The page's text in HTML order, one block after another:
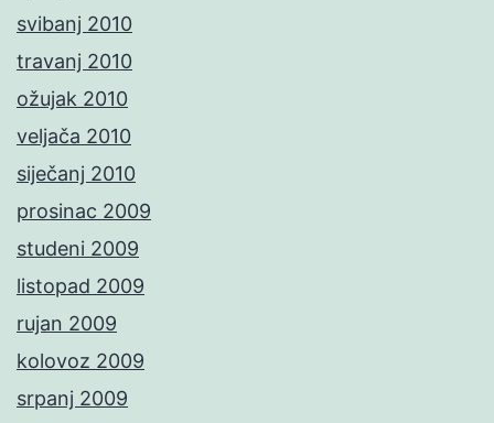
svibanj 2010
travanj 2010
ožujak 2010
veljača 2010
siječanj 2010
prosinac 2009
studeni 2009
listopad 2009
rujan 2009
kolovoz 2009
srpanj 2009